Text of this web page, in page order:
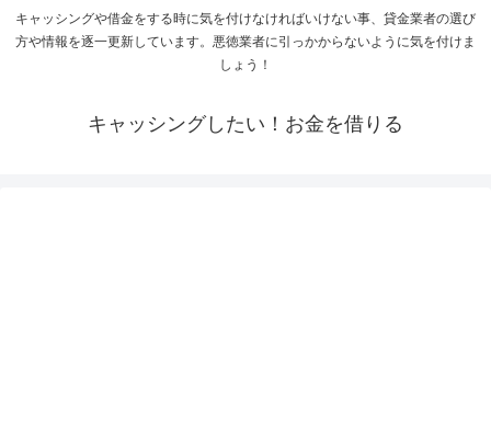
キャッシングや借金をする時に気を付けなければいけない事、貸金業者の選び
方や情報を逐一更新しています。悪徳業者に引っかからないように気を付けま
しょう！
キャッシングしたい！お金を借りる